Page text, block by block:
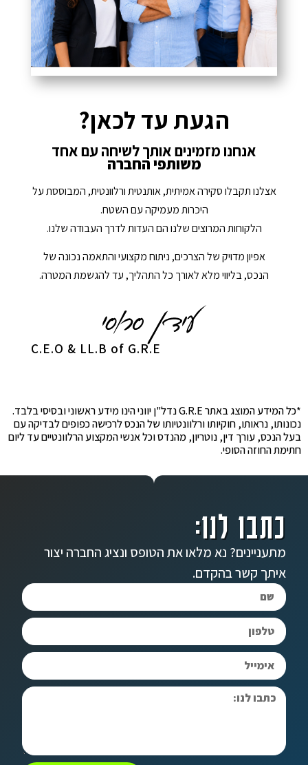
הגעת עד לכאן?
אנחנו מזמינים אותך לשיחה עם אחד
משותפי החברה
אצלנו תקבלו סקירה אמיתית, אותנטית ורלוונטית, המבוססת על
היכרות מעמיקה עם השטח.
הלקוחות המרוצים שלנו הם העדות לדרך העבודה שלנו.
אפיון מדויק של הצרכים, ניתוח מקצועי והתאמה נכונה של
הנכס, בליווי מלא לאורך כל התהליך, עד להגשמת המטרה.
C.E.O & LL.B of G.R.E
*כל המידע המוצג באתר G.R.E נדל"ן יווני הינו מידע ראשוני ובסיסי בלבד.
נכונותו, נראותו, חוקיותו ורלוונטיותו של הנכס לרכישה כפופים לבדיקה עם
בעל הנכס, עורך דין, נוטריון, מהנדס וכל אנשי המקצוע הרלוונטיים עד ליום
חתימת החוזה הסופי.
כתבו לנו:
מתעניינים? נא מלאו את הטופס ונציג החברה יצור
איתך קשר בהקדם.